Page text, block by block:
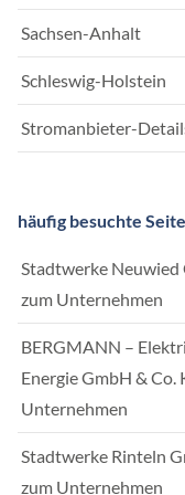
Sachsen-Anhalt
Schleswig-Holstein
Stromanbieter-
häufig besuchte
Stadtwerke
zum Unternehmen
BERGMANN –
Energie GmbH &
Unternehmen
Stadtwerke Rinteln
zum Unternehmen